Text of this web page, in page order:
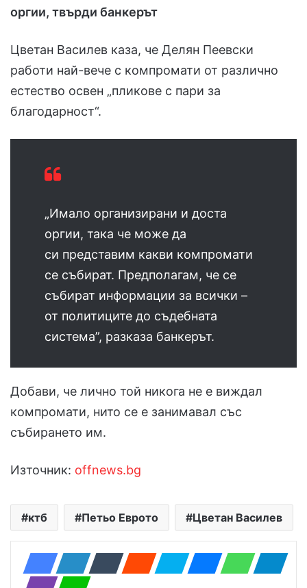
оргии, твърди банкерът
Цветан Василев каза, че Делян Пеевски
работи най-вече с компромати от различно
естество освен „пликове с пари за
благодарност“.
„Имало организирани и доста
оргии, така че може да
си представим какви компромати
се събират. Предполагам, че се
събират информации за всички –
от политиците до съдебната
система”, разказа банкерът.
Добави, че лично той никога не е виждал
компромати, нито се е занимавал със
събирането им.
Източник: offnews.bg
ктб Петьо Еврото Цветан Василев